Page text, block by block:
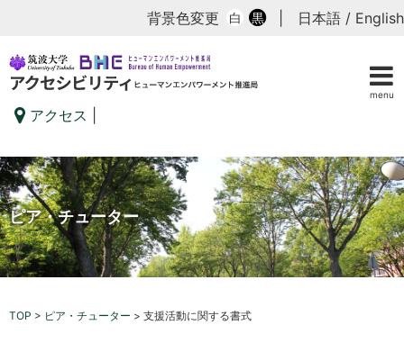
menu
背景色変更 白 黒 日本語 / English
アクセス
ピア・チューター
TOP > ピア・チューター > 支援活動に関する書式